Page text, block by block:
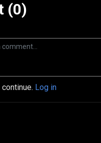
(0)
Log in